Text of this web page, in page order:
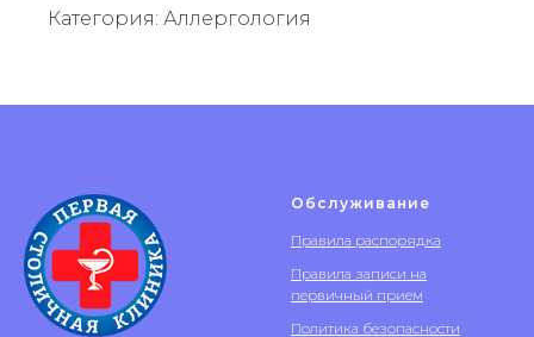
Категория: Аллергология
Обслуживание
Правила распорядка
Правила записи на
первичный прием
Политика безопасности